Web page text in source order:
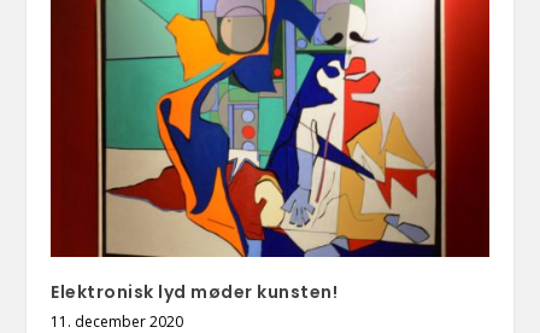
Elektronisk lyd møder kunsten!
11. december 2020